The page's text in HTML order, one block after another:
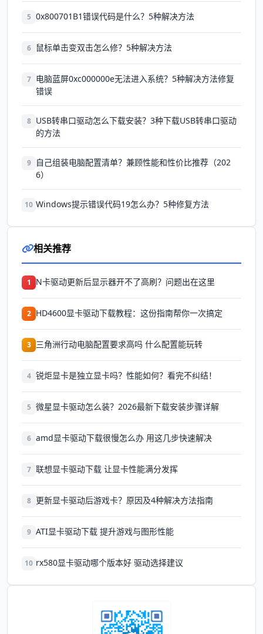
5 0x800701B1错误代码是什么？5种解决方法
6 鼠标单击变双击怎么修？5种解决方法
7 电脑蓝屏0xc000000e无法进入系统？5种解决方法修复
错误
8 USB转串口驱动怎么下载安装？3种下载USB转串口驱动
的方法
9
自己组装电脑配置清单？兼顾性能和性价比推荐（202
6）
10 Windows提示错误代码19怎么办？5种修复方法
相关推荐
1 N卡驱动更新后显示器开不了高刷？问题出在这里
2 HD4600显卡驱动下载教程：这份指南帮你一次搞定
3 三角洲行动电脑配置要求高吗 什么配置能玩转
4 锐炬显卡是独立显卡吗？性能如何？看完不纠结！
5 微星显卡驱动怎么装？2026最新下载安装步骤详解
6 amd显卡驱动下载很慢怎么办 用这几步快速解决
7 联想显卡驱动下载 让显卡性能满分发挥
8 更新显卡驱动后游戏卡？原因及4种解决方法指南
9 ATI显卡驱动下载 提升游戏与图形性能
10 rx580显卡驱动哪个版本好 驱动选择建议